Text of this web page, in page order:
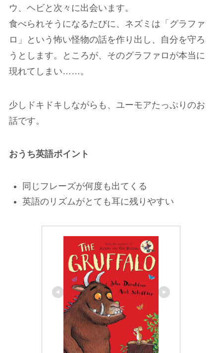
ウ、ヘビと次々に出会います。
食べられそうになるたびに、ネズミは「グラファ
ロ」という怖い怪物の話を作り出し、自分を守ろ
うとします。ところが、そのグラファロが本当に
現れてしまい……。
少しドキドキしながらも、ユーモアたっぷりのお
話です。
おうち英語ポイント
同じフレーズが何度も出てくる
英語のリズムがとても耳に残りやすい